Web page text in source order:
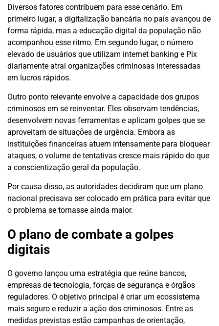
Diversos fatores contribuem para esse cenário. Em
primeiro lugar, a digitalização bancária no país avançou de
forma rápida, mas a educação digital da população não
acompanhou esse ritmo. Em segundo lugar, o número
elevado de usuários que utilizam internet banking e Pix
diariamente atrai organizações criminosas interessadas
em lucros rápidos.
Outro ponto relevante envolve a capacidade dos grupos
criminosos em se reinventar. Eles observam tendências,
desenvolvem novas ferramentas e aplicam golpes que se
aproveitam de situações de urgência. Embora as
instituições financeiras atuem intensamente para bloquear
ataques, o volume de tentativas cresce mais rápido do que
a conscientização geral da população.
Por causa disso, as autoridades decidiram que um plano
nacional precisava ser colocado em prática para evitar que
o problema se tornasse ainda maior.
O plano de combate a golpes
digitais
O governo lançou uma estratégia que reúne bancos,
empresas de tecnologia, forças de segurança e órgãos
reguladores. O objetivo principal é criar um ecossistema
mais seguro e reduzir a ação dos criminosos. Entre as
medidas previstas estão campanhas de orientação,